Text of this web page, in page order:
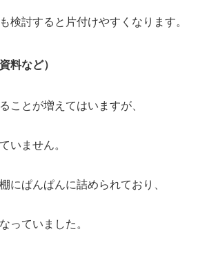
検討すると片付けやすくなります。
料など）
ことが増えてはいますが、
いません。
にぱんぱんに詰められており、
っていました。